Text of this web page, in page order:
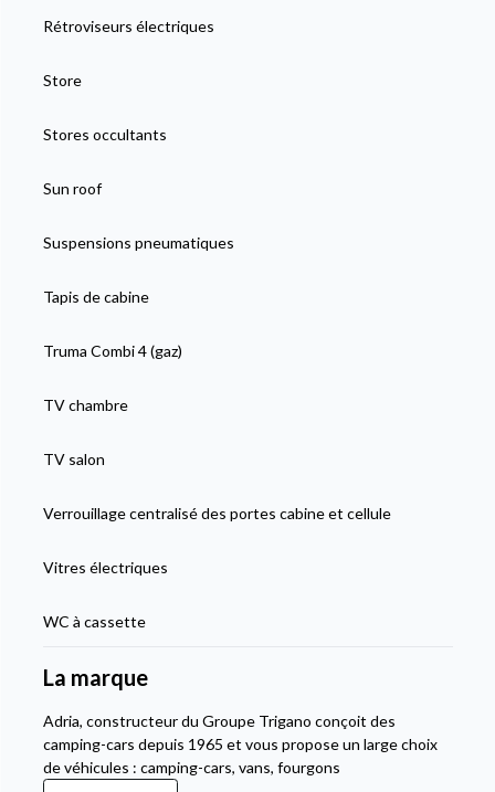
Rétroviseurs électriques
Store
Stores occultants
Sun roof
Suspensions pneumatiques
Tapis de cabine
Truma Combi 4 (gaz)
TV chambre
TV salon
Verrouillage centralisé des portes cabine et cellule
Vitres électriques
WC à cassette
La marque
Adria, constructeur du Groupe Trigano conçoit des
camping-cars depuis 1965 et vous propose un large choix
de véhicules : camping-cars, vans, fourgons